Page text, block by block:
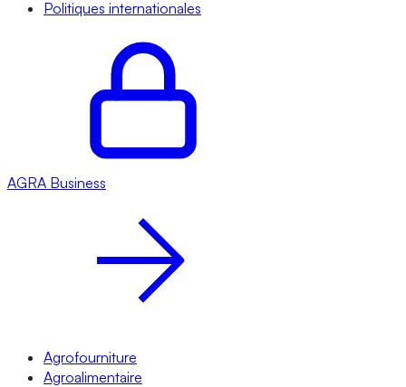
Politiques internationales
AGRA Business
Agrofourniture
Agroalimentaire